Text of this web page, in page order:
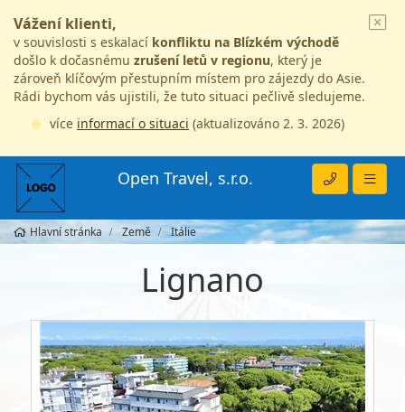
Vážení klienti,
v souvislosti s eskalací konfliktu na Blízkém východě
došlo k dočasnému zrušení letů v regionu, který je
zároveň klíčovým přestupním místem pro zájezdy do Asie.
Rádi bychom vás ujistili, že tuto situaci pečlivě sledujeme.
více informací o situaci (aktualizováno 2. 3. 2026)
Open Travel, s.r.o.
Hlavní stránka Země Itálie
Lignano